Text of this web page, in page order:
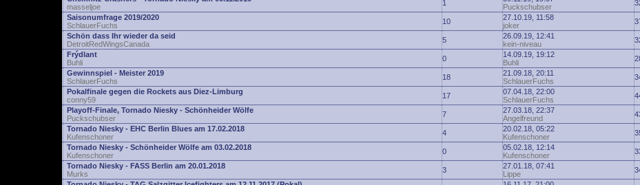
masseljoe
1
Puckschubser
Saisonumfrage 2019/2020
SchlauerFuchs
10
27.10.19, 11:58
joker
Schön dass Ihr wieder da seid
DetroitRedWingsCanada
5
26.09.19, 12:41
kein-niveau
Frýdlant
Buhli
0
14.09.19, 19:12
Buhli
Gewinnspiel - Meister 2019
SchlauerFuchs
18
21.09.18, 20:11
SchlauerFuchs
Pokalfinale gegen die Rockets aus Diez-Limburg
conny59
17
07.04.18, 22:00
SchlauerFuchs
Playoff-Finale, Tornado Niesky - Schönheider Wölfe
Puckschubser
7
27.03.18, 22:37
Angelfreund
Tornado Niesky - EHC Berlin Blues am 17.02.2018
Kufenschoner
4
20.02.18, 05:22
Kufenschoner
Tornado Niesky - Schönheider Wölfe am 03.02.2018
Kufenschoner
0
05.02.18, 12:14
Kufenschoner
Tornado Niesky - FASS Berlin am 20.01.2018
Murks
3
27.01.18, 07:41
Lippe